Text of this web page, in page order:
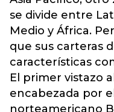
se divide entre
Medio y África.
que sus carteras
características
El primer vistazo
encabezada por
norteamericano